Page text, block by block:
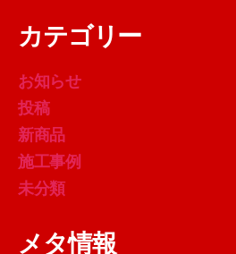
カテゴリー
お知らせ
投稿
新商品
施工事例
未分類
メタ情報